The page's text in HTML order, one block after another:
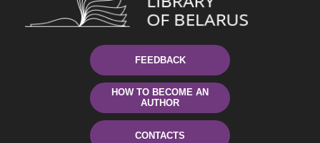
FEEDBACK
HOW TO BECOME AN
AUTHOR
CONTACTS